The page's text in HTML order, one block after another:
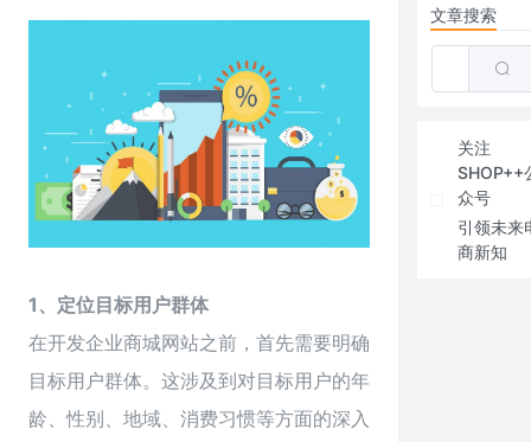
1、定位目标用户群体
在开发企业商城网站之前，首先需要明确
目标用户群体。这涉及到对目标用户的年
龄、性别、地域、消费习惯等方面的深入
文章搜索
关注
SHOP++
众号
引领未来
商新知